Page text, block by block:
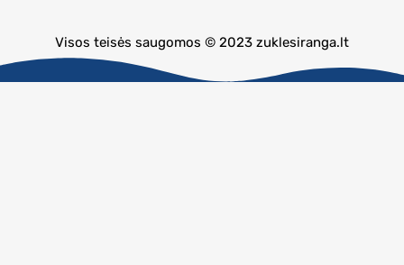
Visos teisės saugomos © 2023 zuklesiranga.lt